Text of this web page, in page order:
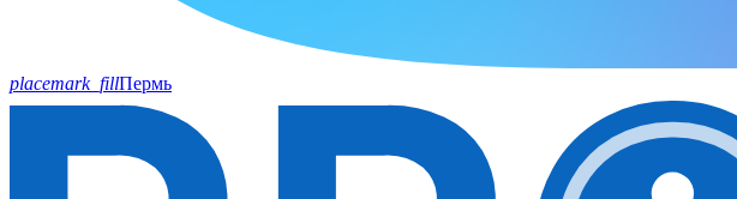
placemark_fillПермь